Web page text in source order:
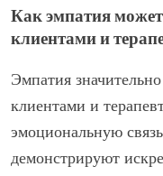
Как эмпатия
клиентами и
Эмпатия
клиентами и
эмоциональную
демонстрируют